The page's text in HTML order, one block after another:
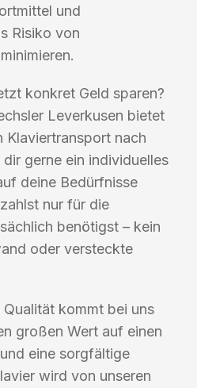
und
Risiko von
konkret Geld sparen?
Leverkusen bietet
Klaviertransport nach
gerne ein individuelles
deine Bedürfnisse
nur für die
benötigst – kein
oder versteckte
Qualität kommt bei uns
großen Wert auf einen
eine sorgfältige
wird von unseren